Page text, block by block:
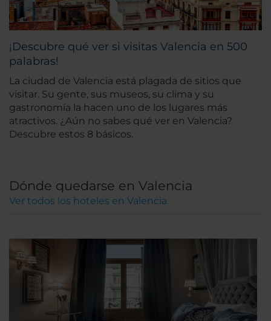
¡Descubre qué ver si visitas Valencia en 500
palabras!
La ciudad de Valencia está plagada de sitios que
visitar. Su gente, sus museos, su clima y su
gastronomía la hacen uno de los lugares más
atractivos. ¿Aún no sabes qué ver en Valencia?
Descubre estos 8 básicos.
Dónde quedarse en Valencia
Ver todos los hoteles en Valencia